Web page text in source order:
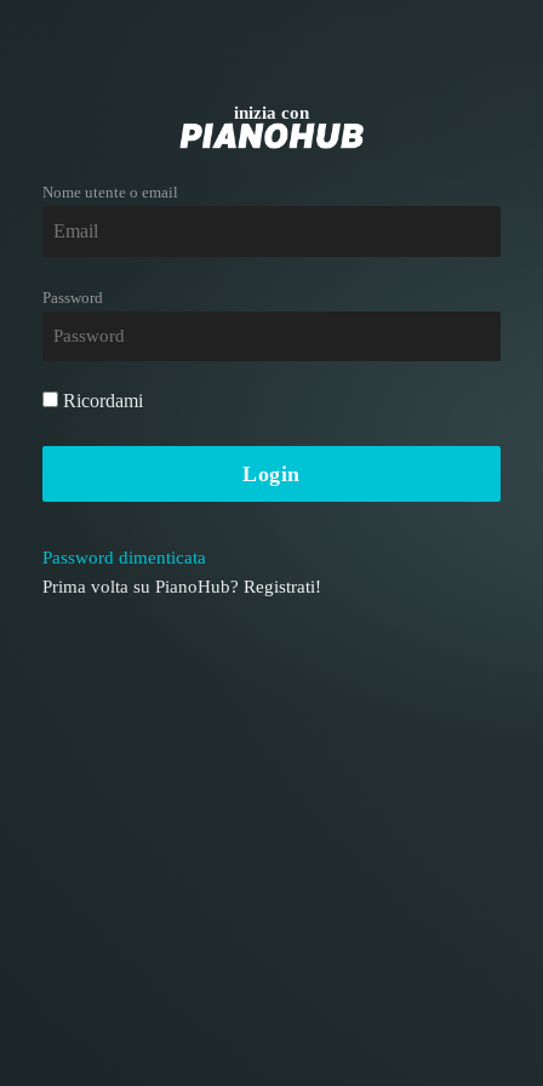
inizia con
Nome utente o email
Password
Ricordami
Password dimenticata
Prima volta su PianoHub?Registrati!